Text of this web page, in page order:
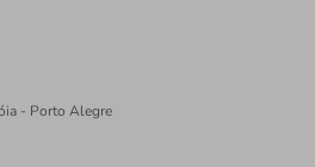
- Porto Alegre